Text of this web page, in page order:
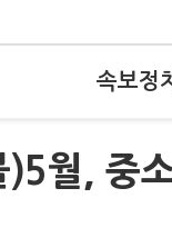
속보정
)5월,